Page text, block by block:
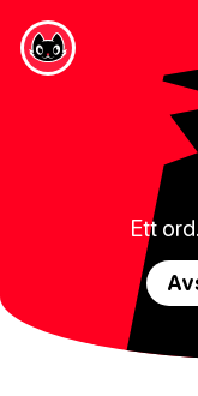
Ett